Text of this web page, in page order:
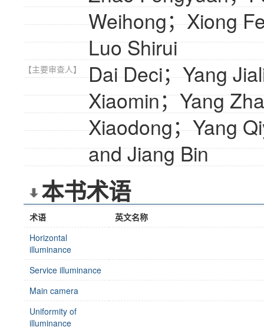
Weihong；Xiong
Luo Shirui
【主要审查人】
Dai Deci；Yang
Xiaomin；Yang
Xiaodong；Yang
and Jiang Bin
本书术语
术语
英文名称
Horizontal
illuminance
Service illuminance
Main camera
Uniformity of
illuminance